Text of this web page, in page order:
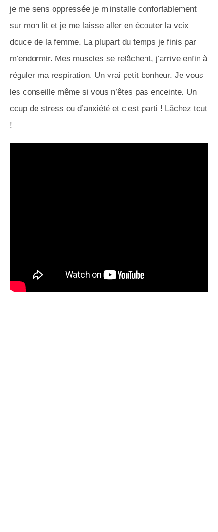
je me sens oppressée je m’installe confortablement
sur mon lit et je me laisse aller en écouter la voix
douce de la femme. La plupart du temps je finis par
m’endormir. Mes muscles se relâchent, j’arrive enfin à
réguler ma respiration. Un vrai petit bonheur. Je vous
les conseille même si vous n’êtes pas enceinte. Un
coup de stress ou d’anxiété et c’est parti ! Lâchez tout
!